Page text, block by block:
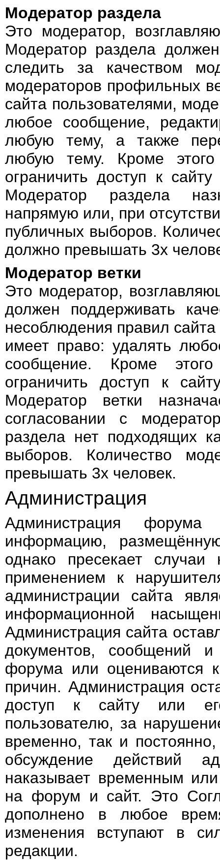
Модератор раздела
Это модератор,
Модератор раздела
следить за качеством
модераторов профильных
сайта пользователями,
любое сообщение,
любую тему, а также
любую тему. Кроме
ограничить доступ к
Модератор раздела
напрямую или, при
публичных выборов.
должно превышать 3х
Модератор ветки
Это модератор,
должен поддерживать
несоблюдения правил
имеет право: удалять
сообщение. Кроме
ограничить доступ к
Модератор ветки
согласовании с
раздела нет подходящих
выборов. Количество
превышать 3х человек.
Администрация
Администрация
информацию,
однако пресекает
применением к
администрации сайта
информационной
Администрация сайта
документов, сообщений
форума или оцениваются
причин. Администрация
доступ к сайту или
пользователю, за
временно, так и
обсуждение действий
наказывает временным
на форум и сайт. Это
дополнено в любое
изменения вступают в
редакции.